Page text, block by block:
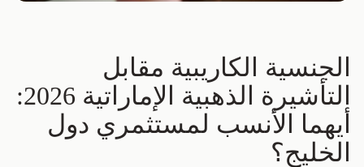
الجنسية الكاريبية مقابل
التأشيرة الذهبية الإماراتية 2026:
أيهما الأنسب لمستثمري دول
الخليج؟